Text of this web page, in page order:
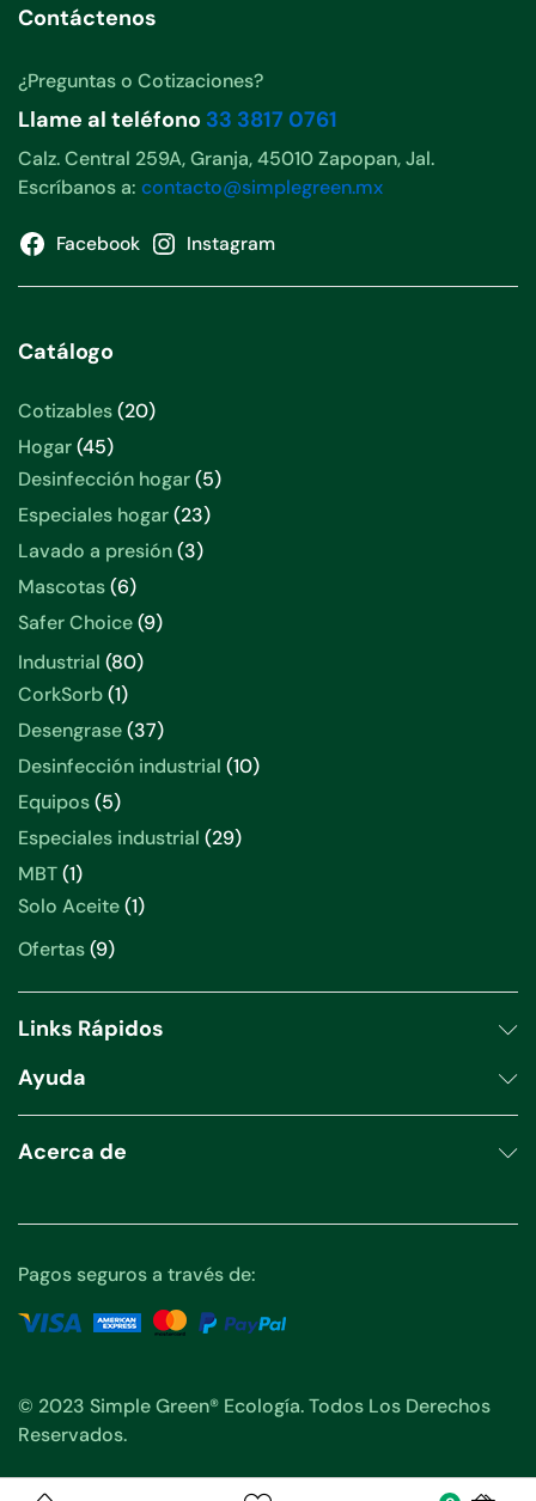
Contáctenos
¿Preguntas o Cotizaciones?
Llame al teléfono 33 3817 0761
Calz. Central 259A, Granja, 45010 Zapopan, Jal.
Escríbanos a: contacto@simplegreen.mx
Facebook Instagram
Catálogo
Cotizables 2020
Hogar 4545
productos
Desinfección hogar 55
Especiales hogar 2323
productos
Lavado a presión 33
Mascotas 66
productos
Safer Choice 99
Industrial 8080
CorkSorb 11
producto
Desengrase 3737
productos
Desinfección industrial 1010
Equipos 55
productos
Especiales industrial 2929
MBT 11
producto
Solo Aceite 11
Ofertas 99
Links Rápidos
Ayuda
Acerca de
© 2023 Simple Green® Ecología. Todos Los Derechos
Reservados.
Pagos seguros a través de: